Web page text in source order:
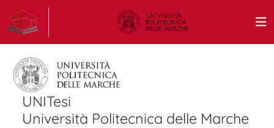
UNITesi
Università Politecnica delle Marche